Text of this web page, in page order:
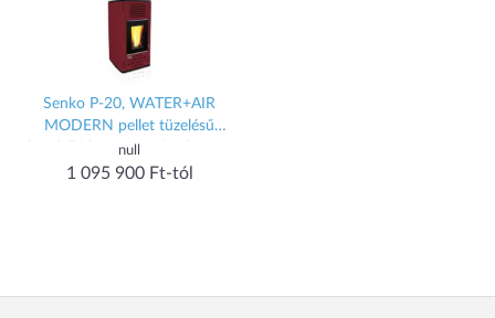
Senko P-20, WATER+AIR
MODERN pellet tüzelésű
kandalló központi fűtéshez 19
kW (PC2 bordó) (ps-14957)
null
1 095 900 Ft-tól